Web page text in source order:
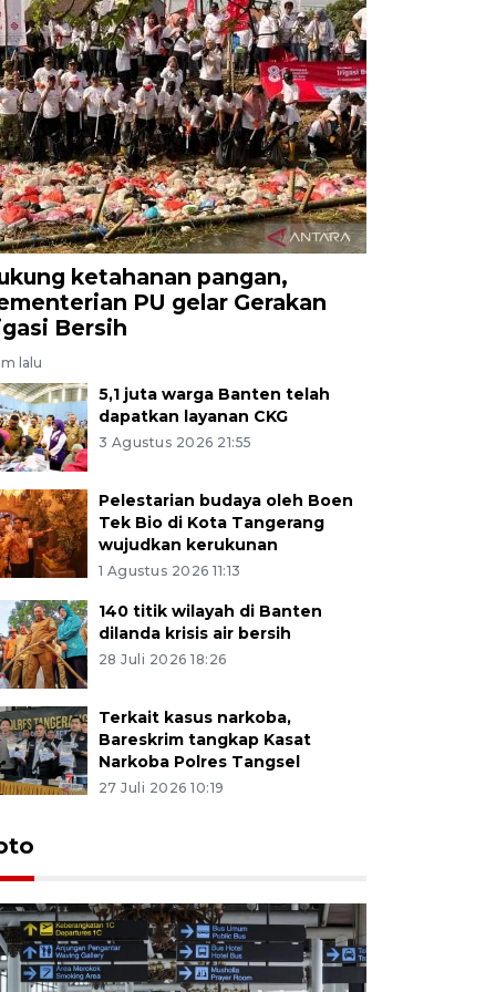
ketahanan pangan,
PU gelar Gerakan
Bersih
lalu
5,1 juta warga Banten telah
dapatkan layanan CKG
3 Agustus 2026 21:55
Pelestarian budaya oleh Boen
Tek Bio di Kota Tangerang
wujudkan kerukunan
1 Agustus 2026 11:13
140 titik wilayah di Banten
dilanda krisis air bersih
28 Juli 2026 18:26
Terkait kasus narkoba,
Bareskrim tangkap Kasat
Narkoba Polres Tangsel
27 Juli 2026 10:19